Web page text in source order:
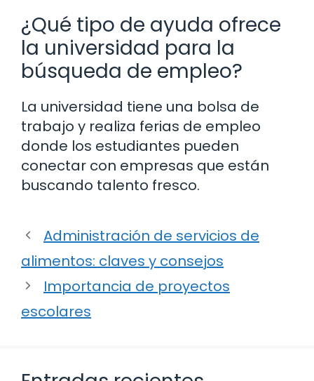
¿Qué tipo de ayuda ofrece
la universidad para la
búsqueda de empleo?
La universidad tiene una bolsa de
trabajo y realiza ferias de empleo
donde los estudiantes pueden
conectar con empresas que están
buscando talento fresco.
Administración de servicios de
alimentos: claves y consejos
Importancia de proyectos
escolares